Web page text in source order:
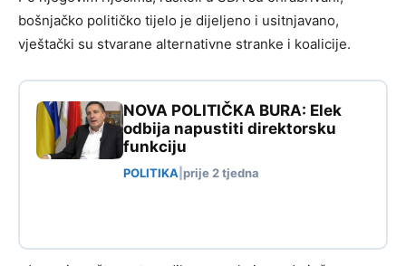
bošnjačko političko tijelo je dijeljeno i usitnjavano,
vještački su stvarane alternativne stranke i koalicije.
NOVA POLITIČKA BURA: Elek
odbija napustiti direktorsku
funkciju
POLITIKA prije 2 tjedna